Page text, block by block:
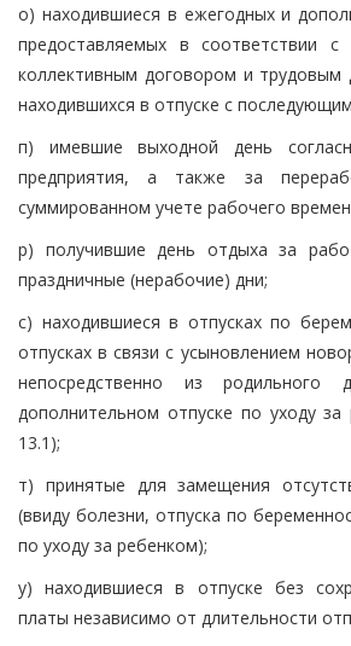
о) находившиеся в ежегодных и
предоставляемых в соответствии с
коллективным договором и трудовым
находившихся в отпуске с
п) имевшие выходной день
предприятия, а также за
суммированном учете рабочего
р) получившие день отдыха за
праздничные (нерабочие) дни;
с) находившиеся в отпусках по
отпусках в связи с усыновлением
непосредственно из
дополнительном отпуске по уходу за
13.1);
т) принятые для замещения
(ввиду болезни, отпуска по
по уходу за ребенком);
у) находившиеся в отпуске без
платы независимо от длительности